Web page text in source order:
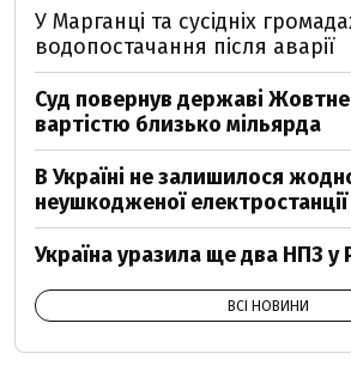
У Марганці та сусідніх
водопостачання після аварії
Суд повернув державі
вартістю близько мільярда
В Україні не залишилося
неушкодженої
Україна уразила ще два НПЗ у
ВСІ НОВИНИ